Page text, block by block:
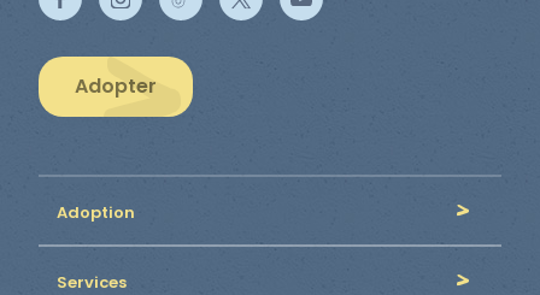
Adopter
Adoption
Services